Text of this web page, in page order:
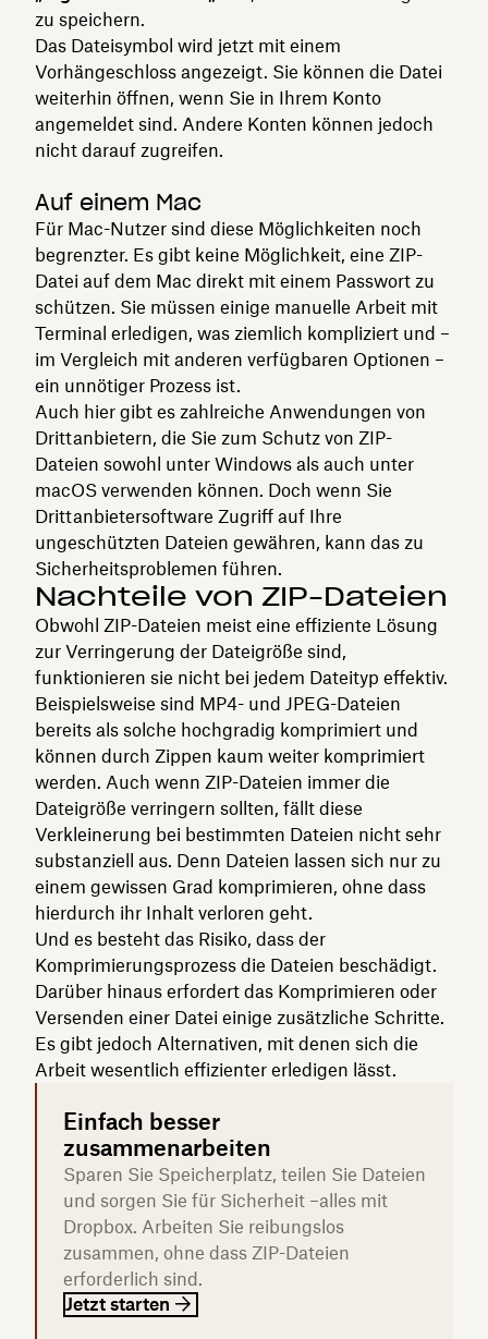
zu speichern.
Das Dateisymbol wird jetzt mit einem
Vorhängeschloss angezeigt. Sie können die Datei
weiterhin öffnen, wenn Sie in Ihrem Konto
angemeldet sind. Andere Konten können jedoch
nicht darauf zugreifen.
Auf einem Mac
Für Mac-Nutzer sind diese Möglichkeiten noch
begrenzter. Es gibt keine Möglichkeit, eine ZIP-
Datei auf dem Mac direkt mit einem Passwort zu
schützen. Sie müssen einige manuelle Arbeit mit
Terminal erledigen, was ziemlich kompliziert und –
im Vergleich mit anderen verfügbaren Optionen –
ein unnötiger Prozess ist.
Auch hier gibt es zahlreiche Anwendungen von
Drittanbietern, die Sie zum Schutz von ZIP-
Dateien sowohl unter Windows als auch unter
macOS verwenden können. Doch wenn Sie
Drittanbietersoftware Zugriff auf Ihre
ungeschützten Dateien gewähren, kann das zu
Sicherheitsproblemen führen.
Nachteile von ZIP-Dateien
Obwohl ZIP-Dateien meist eine effiziente Lösung
zur Verringerung der Dateigröße sind,
funktionieren sie nicht bei jedem Dateityp effektiv.
Beispielsweise sind MP4- und JPEG-Dateien
bereits als solche hochgradig komprimiert und
können durch Zippen kaum weiter komprimiert
werden. Auch wenn ZIP-Dateien immer die
Dateigröße verringern sollten, fällt diese
Verkleinerung bei bestimmten Dateien nicht sehr
substanziell aus. Denn Dateien lassen sich nur zu
einem gewissen Grad komprimieren, ohne dass
hierdurch ihr Inhalt verloren geht.
Und es besteht das Risiko, dass der
Komprimierungsprozess die Dateien beschädigt.
Darüber hinaus erfordert das Komprimieren oder
Versenden einer Datei einige zusätzliche Schritte.
Es gibt jedoch Alternativen, mit denen sich die
Arbeit wesentlich effizienter erledigen lässt.
Einfach besser
zusammenarbeiten
Sparen Sie Speicherplatz, teilen Sie Dateien
und sorgen Sie für Sicherheit –alles mit
Dropbox. Arbeiten Sie reibungslos
zusammen, ohne dass ZIP-Dateien
erforderlich sind.
Jetzt starten